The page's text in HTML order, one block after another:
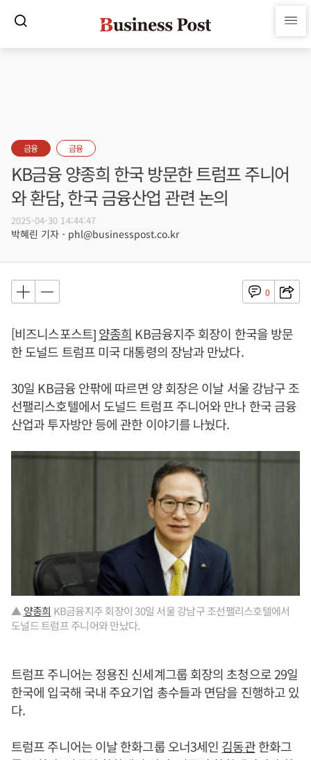
금융 금융
KB금융 양종희 한국 방문한 트럼프 주니어
와 환담, 한국 금융산업 관련 논의
2025-04-30 14:44:47
박혜린 기자 - phl@businesspost.co.kr
0
[비즈니스포스트]양종희 KB금융지주 회장이 한국을 방문
한 도널드 트럼프 미국 대통령의 장남과 만났다.
30일 KB금융 안팎에 따르면 양 회장은 이날 서울 강남구 조
선팰리스호텔에서 도널드 트럼프 주니어와 만나 한국 금융
산업과 투자방안 등에 관한 이야기를 나눴다.
▲ 양종희 KB금융지주 회장이 30일 서울 강남구 조선팰리스호텔에서
도널드 트럼프 주니어와 만났다.
트럼프 주니어는 정용진 신세계그룹 회장의 초청으로 29일
한국에 입국해 국내 주요기업 총수들과 면담을 진행하고 있
다.
트럼프 주니어는 이날 한화그룹 오너3세인 김동관한화그